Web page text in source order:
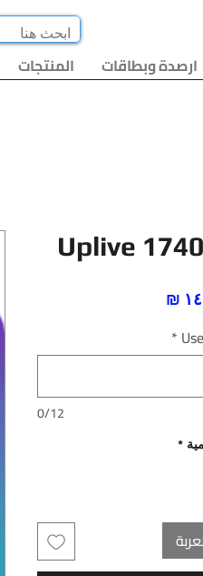
ارصدة وبطاقات المنتجات
Uplive
*
0/12
*